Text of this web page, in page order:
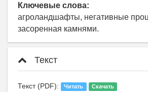
Ключевые слова:
агроландшафты, негативные
засоренная камнями.
Текст
Текст (PDF): Читать Скачать